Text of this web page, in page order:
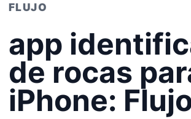
FLUJO
app
de rocas
iPhone: